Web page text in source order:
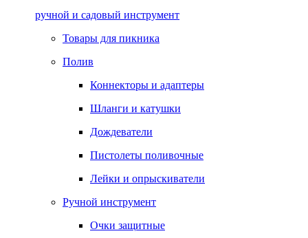
ручной и садовый инструмент
Товары для пикника
Полив
Коннекторы и адаптеры
Шланги и катушки
Дождеватели
Пистолеты поливочные
Лейки и опрыскиватели
Ручной инструмент
Очки защитные